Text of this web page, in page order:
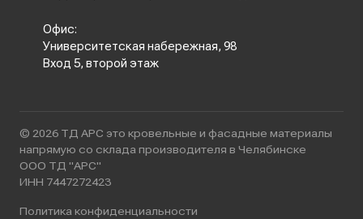
Офис:
Университетская набережная, 98
Вход 5, второй этаж
© 2026 ТД АРС это кровельные и фасадные материалы
напрямую со склада производителя в Челябинске
ООО ТД "АРС"
ИНН 7447272423
Политика конфиденциальности